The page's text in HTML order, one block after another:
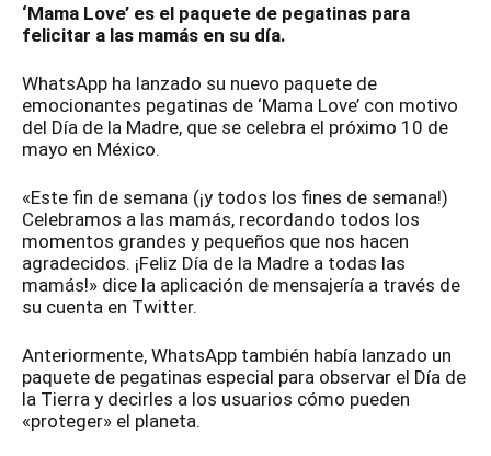
‘Mama Love’ es el paquete de pegatinas para
felicitar a las mamás en su día.
WhatsApp ha lanzado su nuevo paquete de
emocionantes pegatinas de ‘Mama Love’ con motivo
del Día de la Madre, que se celebra el próximo 10 de
mayo en México.
«Este fin de semana (¡y todos los fines de semana!)
Celebramos a las mamás, recordando todos los
momentos grandes y pequeños que nos hacen
agradecidos. ¡Feliz Día de la Madre a todas las
mamás!» dice la aplicación de mensajería a través de
su cuenta en Twitter.
Anteriormente, WhatsApp también había lanzado un
paquete de pegatinas especial para observar el Día de
la Tierra y decirles a los usuarios cómo pueden
«proteger» el planeta.